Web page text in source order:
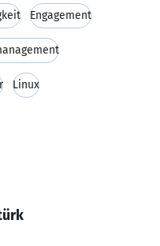
Engagement
Linux